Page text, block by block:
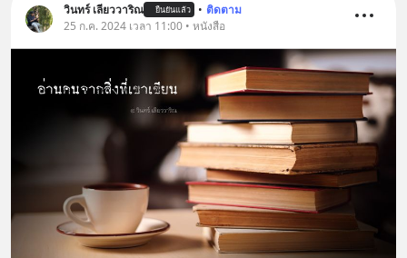
วินทร์ เลียววาริณ ยืนยันแล้ว • ติดตาม
25 ก.ค. 2024 เวลา 11:00 • หนังสือ